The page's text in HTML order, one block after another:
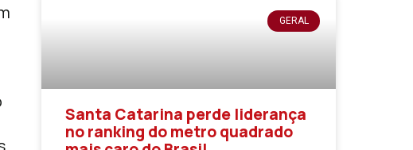
GERAL
Santa Catarina perde liderança
no ranking do metro quadrado